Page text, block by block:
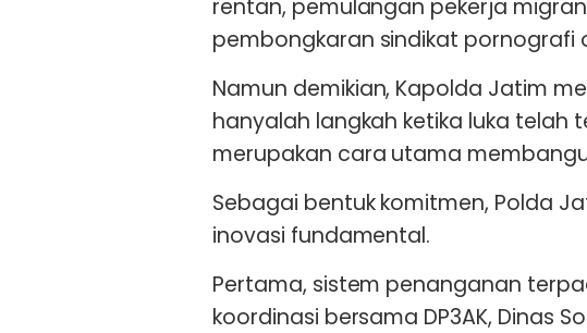
rentan, pemulangan pekerja
pembongkaran sindikat pornografi
Namun demikian, Kapolda Jatim
hanyalah langkah ketika luka telah
merupakan cara utama
Sebagai bentuk komitmen, Polda
inovasi fundamental.
Pertama, sistem penanganan
koordinasi bersama DP3AK, Dinas